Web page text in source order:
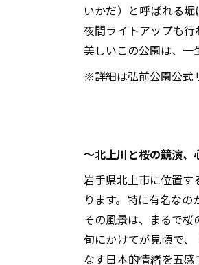
いかだ）と呼ばれる
夜間ライトアップも
美しいこの公園は、一
※詳細は弘前公園公式
～北上川と桜の競演、
岩手県北上市に位置す
ります。特に有名な
その風景は、まるで
旬にかけてが見頃で
なす日本的情緒を五